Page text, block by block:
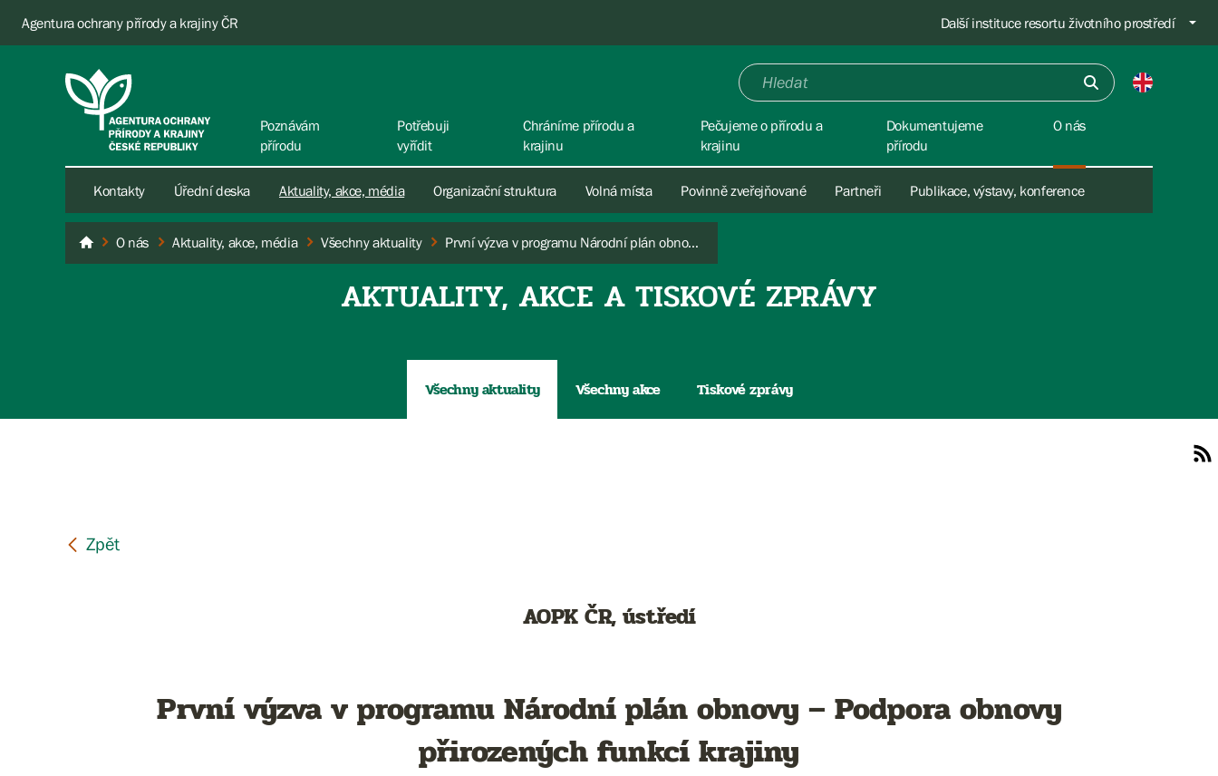
Agentura ochrany přírody a krajiny ČR Další instituce resortu životního prostředí
Poznávám
přírodu
Potřebuji
vyřídit
Chráníme přírodu a
krajinu
Pečujeme o přírodu a
krajinu
Dokumentujeme
přírodu
O nás
Kontakty Úřední deska Aktuality, akce, média Organizační struktura Volná místa Povinně zveřejňované Partneři Publikace, výstavy, konference
AOPK ČR
O nás Aktuality, akce, média Všechny aktuality První výzva v programu Národní plán obnovy – Podpora obnovy přirozených funkcí krajiny
AKTUALITY, AKCE A TISKOVÉ ZPRÁVY
Všechny aktuality Všechny akce Tiskové zprávy
AOPK ČR, ústředí
První výzva v programu Národní plán obnovy – Podpora obnovy
přirozených funkcí krajiny